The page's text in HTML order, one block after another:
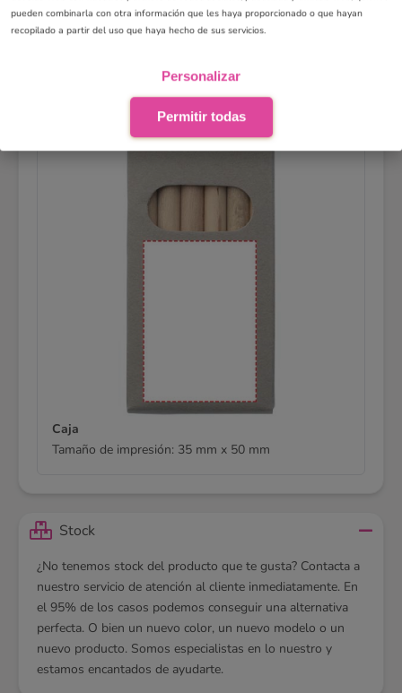
pueden combinarla con otra información que les haya proporcionado o que hayan
recopilado a partir del uso que haya hecho de sus servicios.
Personalizar
Permitir todas
gustado, entonces, ya puedes pagar. Recuerda que no se
enviará nada a producir hasta que no hayamos recibido el
comparte tus deseos con nosotros.
Caja
Tamaño de impresión: 35 mm x 50 mm
Stock
¿No tenemos stock del producto que te gusta? Contacta a
nuestro servicio de atención al cliente inmediatamente. En
el 95% de los casos podemos conseguir una alternativa
perfecta. O bien un nuevo color, un nuevo modelo o un
nuevo producto. Somos especialistas en lo nuestro y
estamos encantados de ayudarte.